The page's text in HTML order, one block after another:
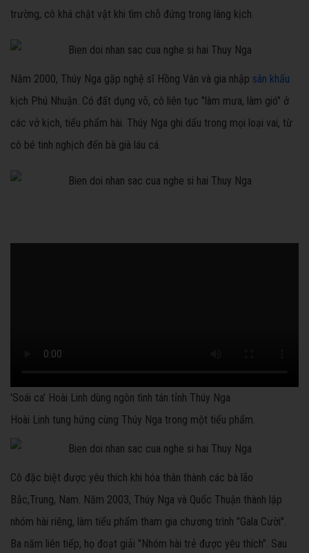
trường, cô khá chật vật khi tìm chỗ đứng trong làng kịch.
Năm 2000, Thúy Nga gặp nghệ sĩ Hồng Vân và gia nhập sân khấu
kịch Phú Nhuận. Có đất dụng võ, cô liên tục "làm mưa, làm gió" ở
các vở kịch, tiểu phẩm hài. Thúy Nga ghi dấu trong mọi loại vai, từ
cô bé tinh nghịch đến bà già láu cá.
'Soái ca' Hoài Linh dùng ngôn tình tán tỉnh Thúy Nga
Hoài Linh tung hứng cùng Thúy Nga trong một tiểu phẩm.
Cô đặc biệt được yêu thích khi hóa thân thành các bà lão
Bắc,Trung, Nam. Năm 2003, Thúy Nga và Quốc Thuận thành lập
nhóm hài riêng, làm tiểu phẩm tham gia chương trình "Gala Cười".
Ba năm liên tiếp, họ đoạt giải "Nhóm hài trẻ được yêu thích". Sau